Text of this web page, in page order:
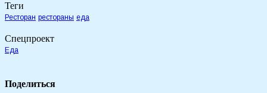
Теги
Ресторан рестораны еда
Спецпроект
Еда
Поделиться